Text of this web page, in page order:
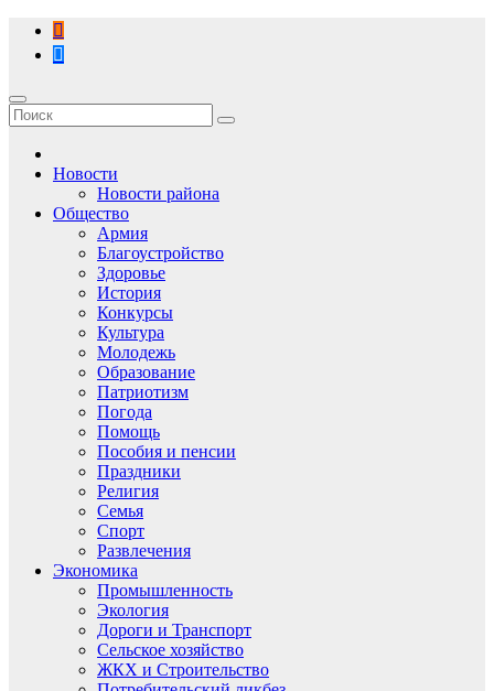
Перейти
содержимому
Новости
Новости района
Общество
Армия
Благоустройство
Здоровье
История
Конкурсы
Культура
Молодежь
Образование
Патриотизм
Погода
Помощь
Пособия и пенсии
Праздники
Религия
Семья
Спорт
Развлечения
Экономика
Промышленность
Экология
Дороги и Транспорт
Сельское хозяйство
ЖКХ и Строительство